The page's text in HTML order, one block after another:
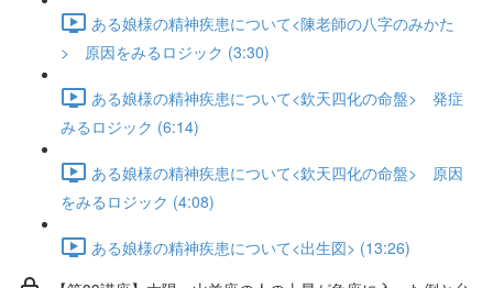
ある娘様の精神疾患について<陳老師の八字のみかた
> 原因をみるロジック (3:30)
ある娘様の精神疾患について<欽天四化の命盤> 発症
みるロジック (6:14)
ある娘様の精神疾患について<欽天四化の命盤> 原因
をみるロジック (4:08)
ある娘様の精神疾患について<出生図> (13:26)